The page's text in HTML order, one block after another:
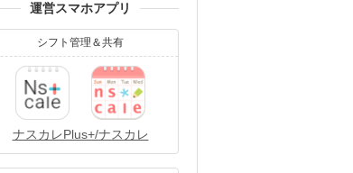
運営スマホアプリ
シフト管理＆共有
ナスカレPlus+/ナスカレ